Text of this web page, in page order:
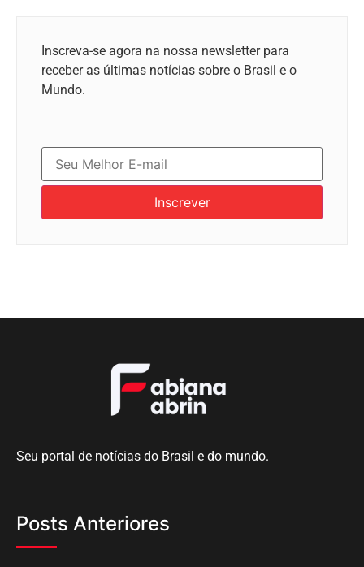
Inscreva-se agora na nossa newsletter para
receber as últimas notícias sobre o Brasil e o
Mundo.
Inscrever
Seu portal de notícias do Brasil e do mundo.
Posts Anteriores